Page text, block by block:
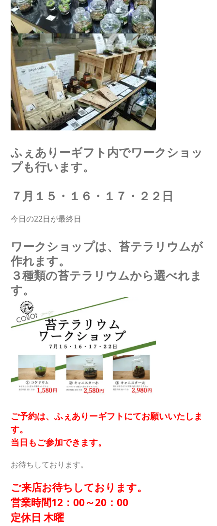
ふぇありーギフト内でワークショッ
プも行います。
７月１５・１６・１７・２２日
今日の22日が最終日
ワークショップは、苔テラリウムが
作れます。
３種類の苔テラリウムから選べれま
す。
ご予約は、ふぇありーギフトにてお願いいたしま
す。
当日もご参加できます。
お待ちしております。
ご来店お待ちしております。
営業時間12：00～20：00
定休日 木曜